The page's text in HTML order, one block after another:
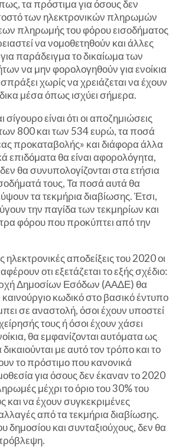
τα πρόστιμα για όσους δεν
των ηλεκτρονικών πληρωμών
πληρωμής του φόρου εισοδήματος
να νομοθετηθούν και άλλες
παράδειγμα το δικαίωμα των
να μην φορολογηθούν για ενοίκια
χωρίς να χρειάζεται να έχουν
μέσα όπως ισχύει σήμερα.
σίγουρο είναι ότι οι αποζημιώσεις
800 και των 534 ευρώ, τα ποσά
προκαταβολής» και διάφορα άλλα
επιδόματα θα είναι αφορολόγητα,
θα συνυπολογίζονται στα ετήσια
τους, Τα ποσά αυτά θα
τα τεκμήρια διαβίωσης. Έτσι,
την παγίδα των τεκμηρίων και
φόρου που προκύπτει από την
αποδείξεις του 2020 οι
οτι εξετάζεται το εξής σχέδιο:
Δημοσίων Εσόδων (ΑΑΔΕ) θα
κωδικό στο βασικό έντυπο
σε αναστολή, όσοι έχουν υποστεί
τους ή όσοι έχουν χάσει
θα εμφανίζονται αυτόματα ως
με αυτό τον τρόπο και το
το πρόστιμο που κανονικά
για όσους δεν έκαναν το 2020
μέχρι το όριο του 30% του
και να έχουν συγκεκριμένες
από τα τεκμήρια διαβίωσης.
δημοσίου και συνταξιούχους, δεν θα